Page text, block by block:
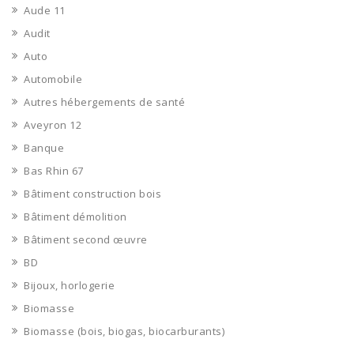
Aude 11
Audit
Auto
Automobile
Autres hébergements de santé
Aveyron 12
Banque
Bas Rhin 67
Bâtiment construction bois
Bâtiment démolition
Bâtiment second œuvre
BD
Bijoux, horlogerie
Biomasse
Biomasse (bois, biogas, biocarburants)